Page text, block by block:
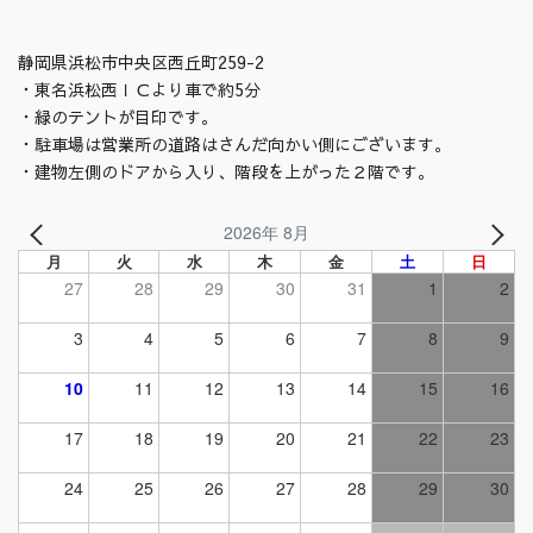
静岡県浜松市中央区西丘町259-2
・東名浜松西ＩＣより車で約5分
・緑のテントが目印です。
・駐車場は営業所の道路はさんだ向かい側にございます。
・建物左側のドアから入り、階段を上がった２階です。
2026年 8月
月 火 水 木 金 土 日
27 28 29 30 31 1 2
3 4 5 6 7 8 9
10 11 12 13 14 15 16
17 18 19 20 21 22 23
24 25 26 27 28 29 30